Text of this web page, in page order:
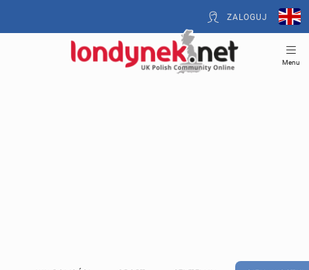
ZALOGUJ
Menu